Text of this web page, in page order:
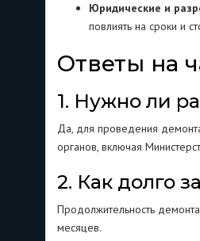
Юридические и
повлиять на сроки и
Ответы на
1. Нужно ли
Да, для проведения
органов, включая
2. Как долго
Продолжительность
месяцев.